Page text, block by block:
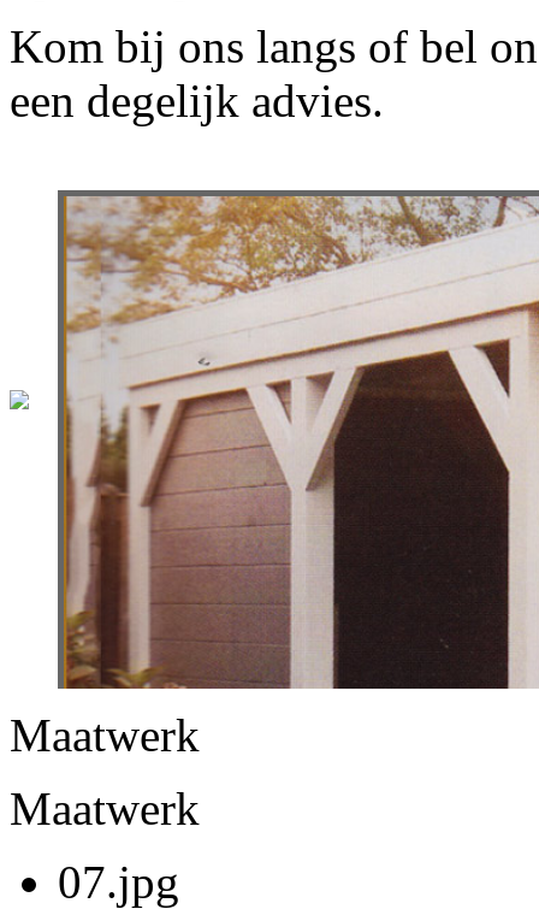
Kom bij ons langs of bel
een degelijk advies.
Maatwerk
Maatwerk
07.jpg